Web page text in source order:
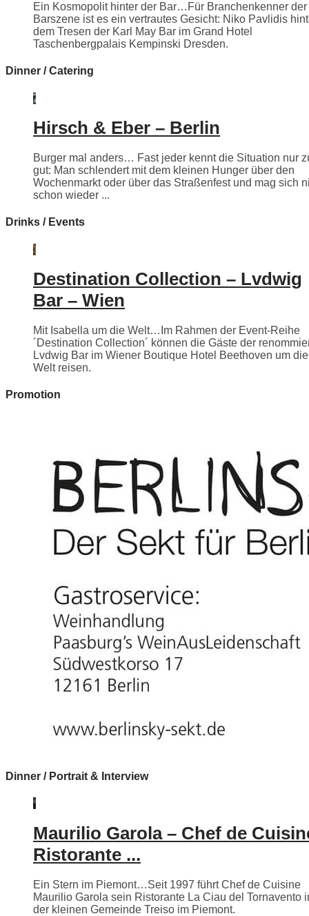
Ein Kosmopolit hinter der Bar…Für Branchenkenner der
Barszene ist es ein vertrautes Gesicht: Niko Pavlidis
dem Tresen der Karl May Bar im Grand Hotel
Taschenbergpalais Kempinski Dresden.
Dinner / Catering
Hirsch & Eber – Berlin
Burger mal anders… Fast jeder kennt die Situation nur
gut: Man schlendert mit dem kleinen Hunger über den
Wochenmarkt oder über das Straßenfest und mag sich
schon wieder ...
Drinks / Events
Destination Collection – Lvdwig
Bar – Wien
Mit Isabella um die Welt…Im Rahmen der Event-Reihe
´Destination Collection´ können die Gäste der
Lvdwig Bar im Wiener Boutique Hotel Beethoven um die
Welt reisen.
Promotion
Dinner / Portrait & Interview
Maurilio Garola – Chef de
Ristorante ...
Ein Stern im Piemont…Seit 1997 führt Chef de Cuisine
Maurilio Garola sein Ristorante La Ciau del Tornavento
der kleinen Gemeinde Treiso im Piemont.